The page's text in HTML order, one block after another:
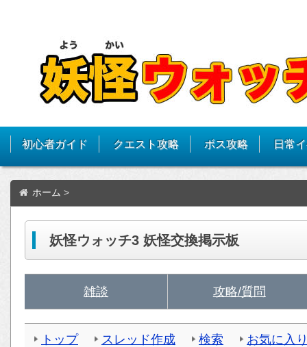
初心者ガイド クエスト攻略 ボス攻略 日常
ホーム >
妖怪ウォッチ3 妖怪交換掲示板
雑談 攻略/質問
トップ スレッド作成 検索 お気に入